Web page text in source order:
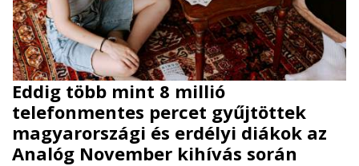
Eddig több mint 8 millió
telefonmentes percet gyűjtöttek
magyarországi és erdélyi diákok az
Analóg November kihívás során